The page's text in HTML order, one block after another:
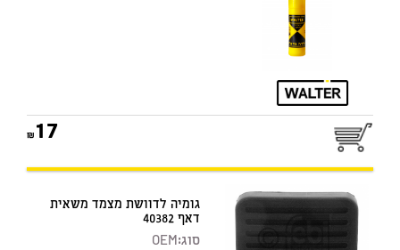
17
גומיה לדוושת מצמד משאית
דאף 40382
סוג:OEM